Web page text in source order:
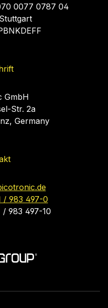
0077 0787 04
GmbH
Str. 2a
Germany
/ 983 497-0
/ 983 497-10